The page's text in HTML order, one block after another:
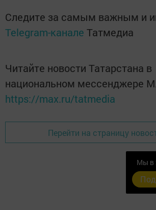
Следите за самым важным и
Telegram-канале Татмедиа
Читайте новости Татарстана в
национальном мессенджере
https://max.ru/tatmedia
Перейти на страницу
Мы в